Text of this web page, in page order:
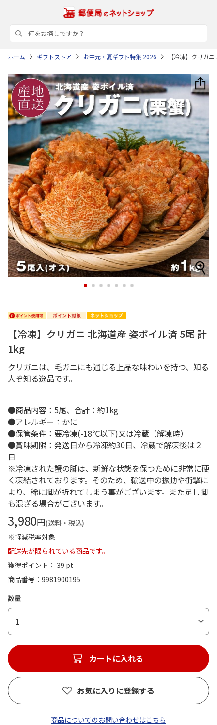
ホーム ギフトストア お中元・夏ギフト特集 2026 【冷凍】クリガ
1 2 3 4 5 6 7
【冷凍】クリガニ 北海道産 姿ボイル済 5尾 計
1kg
クリガニは、毛ガニにも通じる上品な味わいを持つ、知る
人ぞ知る逸品です。
●商品内容：5尾、合計：約1kg
●アレルギー：かに
●保管条件：要冷凍(-18℃以下)又は冷蔵（解凍時）
●賞味期限：発送日から冷凍約30日、冷蔵で解凍後は２
日
※冷凍された蟹の脚は、新鮮な状態を保つために非常に硬
く凍結されております。そのため、輸送中の振動や衝撃に
より、稀に脚が折れてしまう事がございます。また足し脚
も混ざる場合がございます。
3,980円(送料・税込)
※軽減税率対象
配送先が限られている商品です。
獲得ポイント： 39 pt
商品番号
9981900195
数量
1
カートに入れる
お気に入りに登録する
商品についてのお問い合わせはこちら